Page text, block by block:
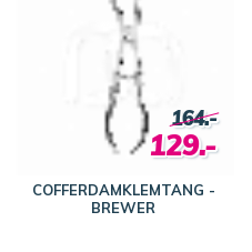
COFFERDAMKLEMTANG -
BREWER
164.-
129.-